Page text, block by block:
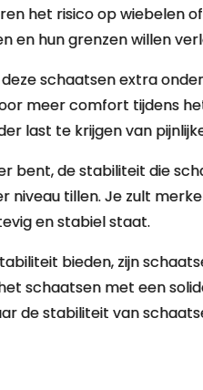
het risico op wiebelen
en hun grenzen willen
schaatsen extra
meer comfort tijdens
last te krijgen van
bent, de stabiliteit die
niveau tillen. Je zult
en stabiel staat.
bieden, zijn
schaatsen met een
de stabiliteit van